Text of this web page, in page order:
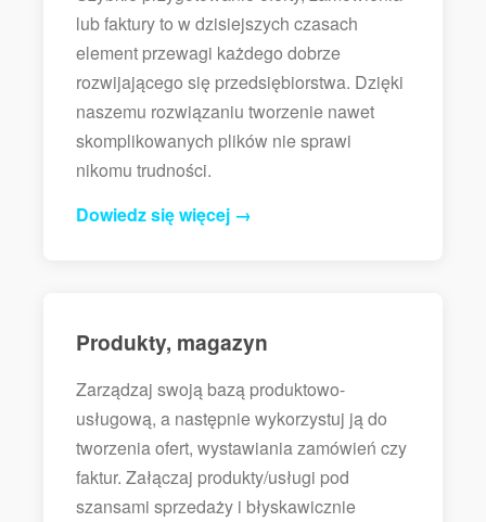
lub faktury to w dzisiejszych czasach
element przewagi każdego dobrze
rozwijającego się przedsiębiorstwa. Dzięki
naszemu rozwiązaniu tworzenie nawet
skomplikowanych plików nie sprawi
nikomu trudności.
Dowiedz się więcej →
Produkty, magazyn
Zarządzaj swoją bazą produktowo-
usługową, a następnie wykorzystuj ją do
tworzenia ofert, wystawiania zamówień czy
faktur. Załączaj produkty/usługi pod
szansami sprzedaży i błyskawicznie